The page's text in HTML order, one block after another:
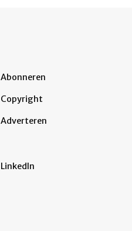
Abonneren
Copyright
Adverteren
LinkedIn